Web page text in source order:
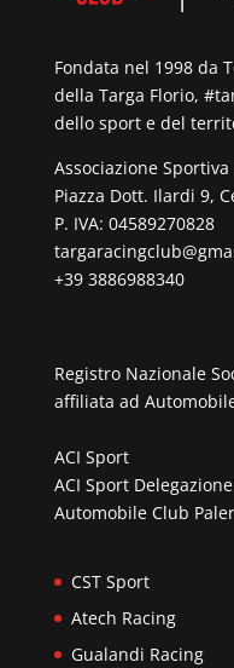
Fondata nel 1998 da
della Targa Florio,
dello sport e del
Associazione
Piazza Dott. Ilardi 9,
P. IVA: 04589270828
+39 3886988340
Registro Nazionale
affiliata ad
ACI Sport
ACI Sport
Automobile Club
CST Sport
Atech Racing
Gualandi Racing